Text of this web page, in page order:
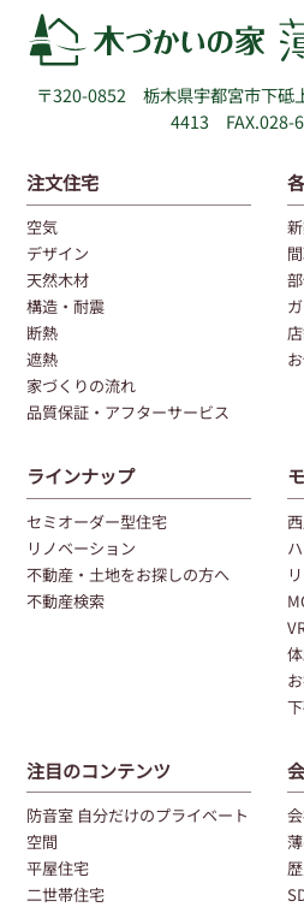
〒320-0852 栃木県宇都宮市下砥
4413 FAX.028-
注文住宅
空気
デザイン
天然木材
構造・耐震
断熱
遮熱
家づくりの流れ
品質保証・アフターサービス
ラインナップ
セミオーダー型住宅
リノベーション
不動産・土地をお探しの方へ
不動産検索
注目のコンテンツ
防音室 自分だけのプライベート
空間
平屋住宅
二世帯住宅